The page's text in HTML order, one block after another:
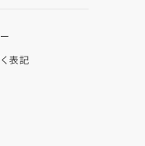
表記